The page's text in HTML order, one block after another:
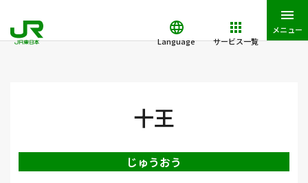
Language サービス一覧
メニュー
十王
じゅうおう